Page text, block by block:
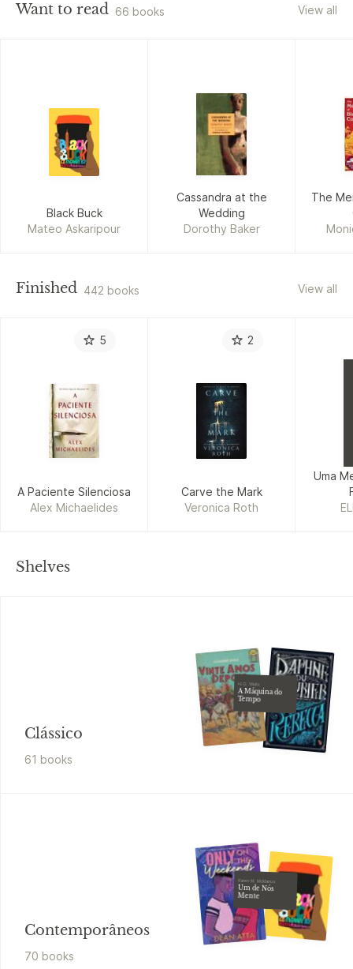
Want to read 66 books View all
Black Buck
Mateo Askaripour
Cassandra at the
Wedding
Dorothy Baker
The
Finished 442 books View all
5
A Paciente Silenciosa
Alex Michaelides
2
Carve the Mark
Veronica Roth
Uma
Shelves
Clássico
61 books
H.G. Wells
A Máquina do
Tempo
Contemporâneos
70 books
Karen M. McManus
Um de Nós
Mente